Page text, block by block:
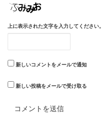
上に表示された文字を入力してください。
新しいコメントをメールで通知
新しい投稿をメールで受け取る